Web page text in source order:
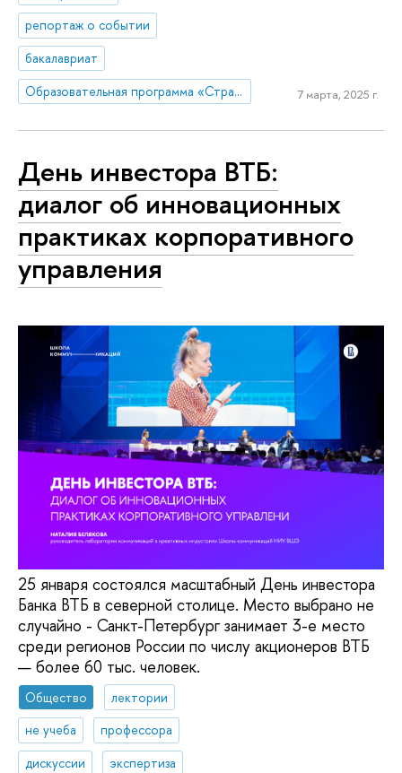
репортаж о событии
бакалавриат
Образовательная программа «Стратегия и продюсирование в коммуникациях»
7 марта, 2025 г.
День инвестора ВТБ:
диалог об инновационных
практиках корпоративного
управления
25 января состоялся масштабный День инвестора
Банка ВТБ в северной столице. Место выбрано не
случайно - Санкт-Петербург занимает 3-е место
среди регионов России по числу акционеров ВТБ
— более 60 тыс. человек.
Общество
лектории
не учеба
профессора
дискуссии
экспертиза